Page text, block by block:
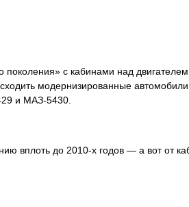
поколения» с кабинами над
модернизированные
и МАЗ-5430.
вплоть до 2010-х годов — а вот от